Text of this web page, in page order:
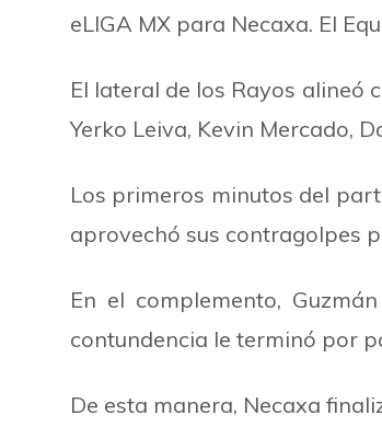
eLIGA MX para Necaxa. El
El lateral de los Rayos alineó
Yerko Leiva, Kevin Mercado,
Los primeros minutos del
aprovechó sus contragolpes
En el complemento,
contundencia le terminó por
De esta manera, Necaxa